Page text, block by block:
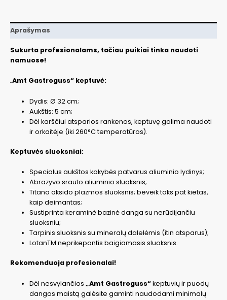
Aprašymas
Sukurta profesionalams, tačiau puikiai tinka naudoti
namuose!
„Amt Gastroguss“ keptuvė:
Dydis: Ø 32 cm;
Aukštis: 5 cm;
Dėl karščiui atsparios rankenos, keptuvę galima naudoti
ir orkaitėje (iki 260°C temperatūros).
Keptuvės sluoksniai:
Specialus aukštos kokybės patvarus aliuminio lydinys;
Abrazyvo srauto aliuminio sluoksnis;
Titano oksido plazmos sluoksnis; beveik toks pat kietas,
kaip deimantas;
Sustiprinta keraminė bazinė danga su nerūdijančiu
sluoksniu;
Tarpinis sluoksnis su mineralų dalelėmis (itin atsparus);
LotanTM neprikepantis baigiamasis sluoksnis.
Rekomenduoja profesionalai!
Dėl nesvylančios„Amt Gastroguss“keptuvių ir puodų
dangos maistą galėsite gaminti naudodami minimalų